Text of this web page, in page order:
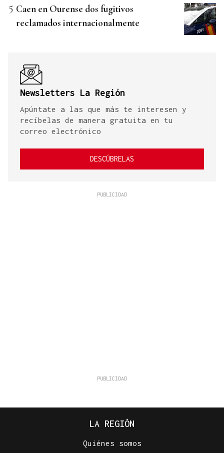
Caen en Ourense dos fugitivos
reclamados internacionalmente
Newsletters La Región
Apúntate a las que más te interesen y
recíbelas de manera gratuita en tu
correo electrónico
DESCÚBRELAS
LA REGIÓN
Quiénes somos